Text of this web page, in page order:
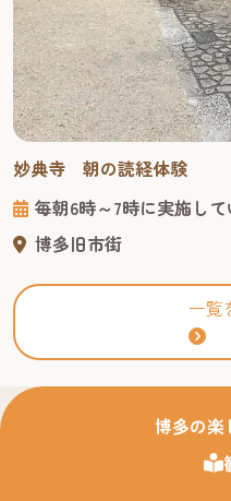
妙典寺 朝の読経体験
毎朝6時～7時に実施して
博多旧市街
一覧
博多の楽